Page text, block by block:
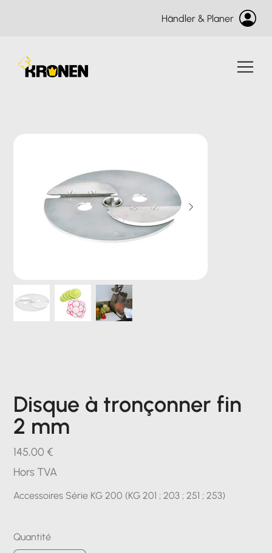
Händler & Planer
Disque à tronçonner fin
2 mm
Prix
145,00 €
Hors TVA
Accessoires Série KG 200 (KG 201 ; 203 ; 251 ; 253)
Quantité